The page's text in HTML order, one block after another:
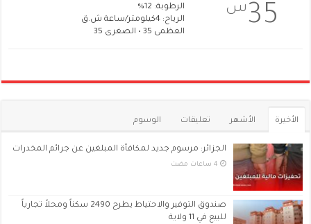
35 س
الرطوبة: 12%
الرياح: 4كيلومتر/ساعة ش.ق
العظمى 35 • الصغرى 35
الأخيرة الأشهر تعليقات الوسوم
الجزائر: مرسوم جديد لمكافأة المبلغين عن جرائم المخدرات
صندوق التوفير والاحتياط يطرح 2490 سكناً ومحلاً تجارياً
للبيع في 11 ولاية